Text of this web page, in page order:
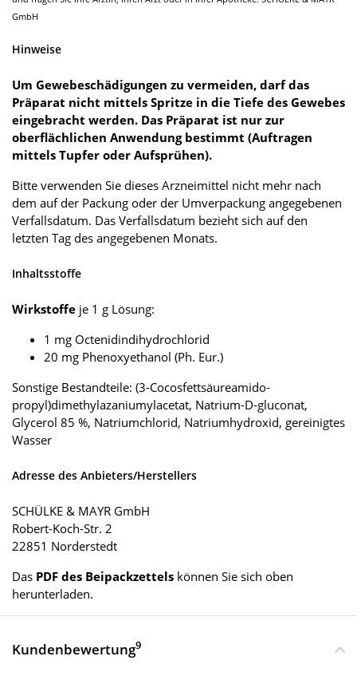
GmbH
Hinweise
Um Gewebeschädigungen zu vermeiden, darf das
Präparat nicht mittels Spritze in die Tiefe des Gewebes
eingebracht werden. Das Präparat ist nur zur
oberflächlichen Anwendung bestimmt (Auftragen
mittels Tupfer oder Aufsprühen).
Bitte verwenden Sie dieses Arzneimittel nicht mehr nach
dem auf der Packung oder der Umverpackung angegebenen
Verfallsdatum. Das Verfallsdatum bezieht sich auf den
letzten Tag des angegebenen Monats.
Inhaltsstoffe
Wirkstoffe je 1 g Lösung:
1 mg Octenidindihydrochlorid
20 mg Phenoxyethanol (Ph. Eur.)
Sonstige Bestandteile: (3-Cocosfettsäureamido-
propyl)dimethylazaniumylacetat, Natrium-D-gluconat,
Glycerol 85 %, Natriumchlorid, Natriumhydroxid, gereinigtes
Wasser
Adresse des Anbieters/Herstellers
SCHÜLKE & MAYR GmbH
Robert-Koch-Str. 2
22851 Norderstedt
Das PDF des Beipackzettels können Sie sich oben
herunterladen.
Kundenbewertung9